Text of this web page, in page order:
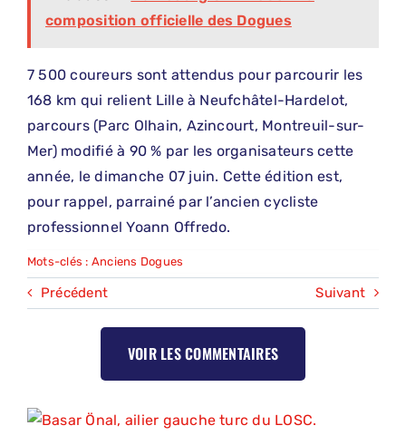
composition officielle des Dogues
7 500 coureurs sont attendus pour parcourir les
168 km qui relient Lille à Neufchâtel-Hardelot,
parcours (Parc Olhain, Azincourt, Montreuil-sur-
Mer) modifié à 90 % par les organisateurs cette
année, le dimanche 07 juin. Cette édition est,
pour rappel, parrainé par l’ancien cycliste
professionnel Yoann Offredo.
Mots-clés : Anciens Dogues
Précédent Suivant
VOIR LES COMMENTAIRES